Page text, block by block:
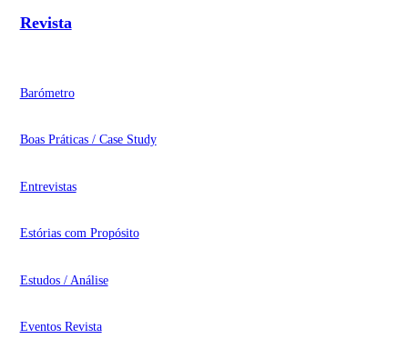
Revista
Barómetro
Boas Práticas / Case Study
Entrevistas
Estórias com Propósito
Estudos / Análise
Eventos Revista